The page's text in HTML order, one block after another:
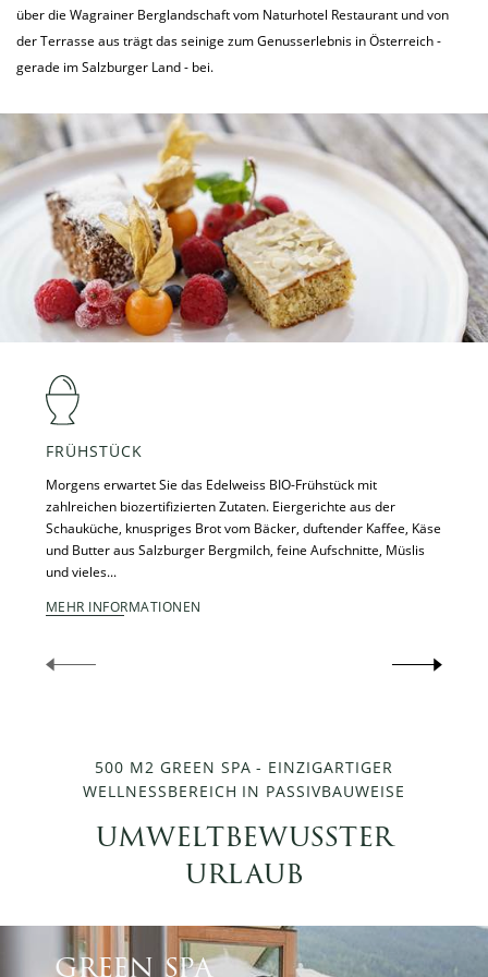
über die Wagrainer Berglandschaft vom Naturhotel Restaurant und von
der Terrasse aus trägt das seinige zum Genusserlebnis in Österreich -
gerade im Salzburger Land - bei.
FRÜHSTÜCK
Morgens erwartet Sie das Edelweiss BIO-Frühstück mit
zahlreichen biozertifizierten Zutaten. Eiergerichte aus der
Schauküche, knuspriges Brot vom Bäcker, duftender Kaffee, Käse
und Butter aus Salzburger Bergmilch, feine Aufschnitte, Müslis
und vieles...
MEHR INFORMATIONEN
500 M2 GREEN SPA - EINZIGARTIGER
WELLNESSBEREICH IN PASSIVBAUWEISE
umweltbewusster
urlaub
green spa